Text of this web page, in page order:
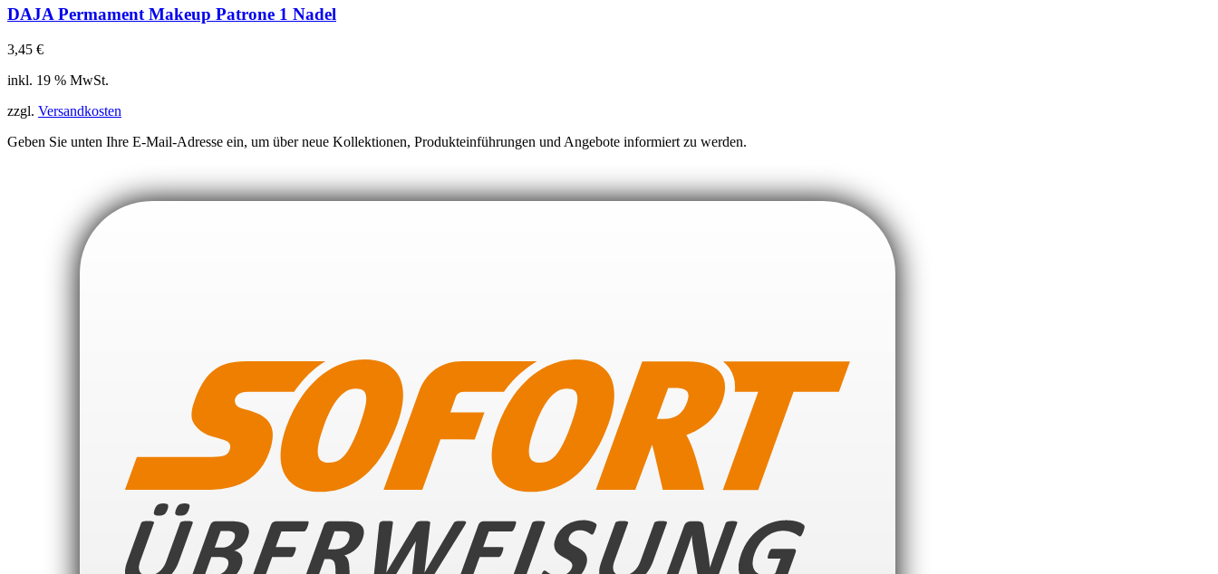
DAJA Permament Makeup Patrone 1 Nadel
3,45 €
inkl. 19 % MwSt.
zzgl. Versandkosten
Geben Sie unten Ihre E-Mail-Adresse ein, um über neue Kollektionen, Produkteinführungen und Angebote informiert zu werden.